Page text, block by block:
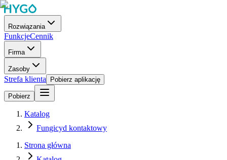
Rozwiązania
FunkcjeCennik
Firma
Zasoby
Strefa klienta Pobierz aplikację
Pobierz
Katalog
Fungicyd kontaktowy
Strona główna